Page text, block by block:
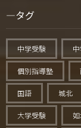
タグ
中学受験
個別指導塾
国語 城北
大学受験